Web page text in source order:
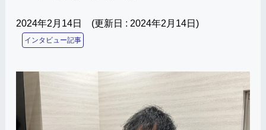
2024年2月14日 (更新日 : 2024年2月14日)
インタビュー記事